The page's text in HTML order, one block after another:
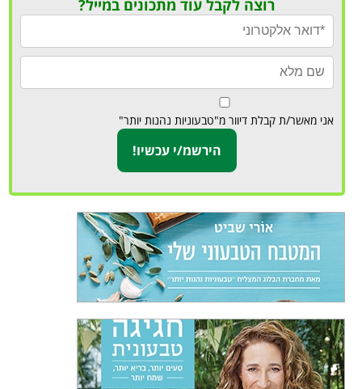
רוצה לקבל עוד מתכונים במייל?
אני מאשר/ת קבלת דיוור מ"טבעוניות נהנות יותר"